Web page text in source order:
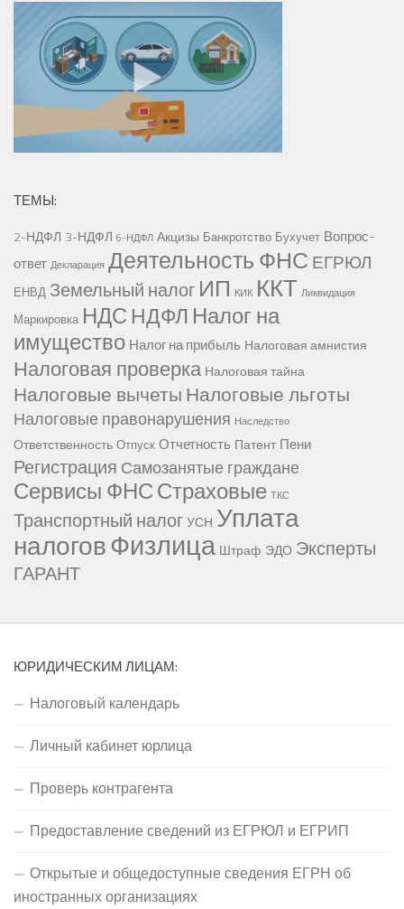
ТЕМЫ:
2-НДФЛ 3-НДФЛ 6-НДФЛ Акцизы Банкротство Бухучет Вопрос-
ответ Декларация Деятельность ФНС ЕГРЮЛ
ЕНВД Земельный налог ИП КИК ККТ Ликвидация
Маркировка НДС НДФЛ Налог на
имущество Налог на прибыль Налоговая амнистия
Налоговая проверка Налоговая тайна
Налоговые вычетыНалоговые льготы
Налоговые правонарушения Наследство
Ответственность Отпуск Отчетность Патент Пени
Регистрация Самозанятые граждане
Сервисы ФНССтраховые ТКС
Транспортный налогУСН Уплата
налоговФизлица Штраф ЭДО Эксперты
ГАРАНТ
ЮРИДИЧЕСКИМ ЛИЦАМ:
Налоговый календарь
Личный кабинет юрлица
Проверь контрагента
Предоставление сведений из ЕГРЮЛ и ЕГРИП
Открытые и общедоступные сведения ЕГРН об
иностранных организациях